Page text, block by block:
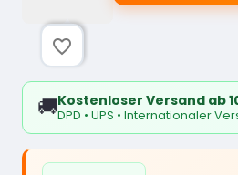
favorite_border
🚚Kostenloser Versand ab
DPD • UPS • Internationaler